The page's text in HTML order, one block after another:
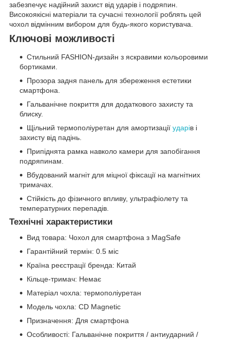
забезпечує надійний захист від ударів і подряпин.
Високоякісні матеріали та сучасні технології роблять цей
чохол відмінним вибором для будь-якого користувача.
Ключові можливості
Стильний FASHION-дизайн з яскравими кольоровими
бортиками.
Прозора задня панель для збереження естетики
смартфона.
Гальванічне покриття для додаткового захисту та
блиску.
Щільний термополіуретан для амортизації ударів і
захисту від падінь.
Припіднята рамка навколо камери для запобігання
подряпинам.
Вбудований магніт для міцної фіксації на магнітних
тримачах.
Стійкість до фізичного впливу, ультрафіолету та
температурних перепадів.
Технічні характеристики
Вид товара: Чохол для смартфона з MagSafe
Гарантійний термін: 0.5 міс
Країна реєстрації бренда: Китай
Кільце-тримач: Немає
Матеріал чохла: термополіуретан
Модель чохла: CD Magnetic
Призначення: Для смартфона
Особливості: Гальванічне покриття / антиударний /